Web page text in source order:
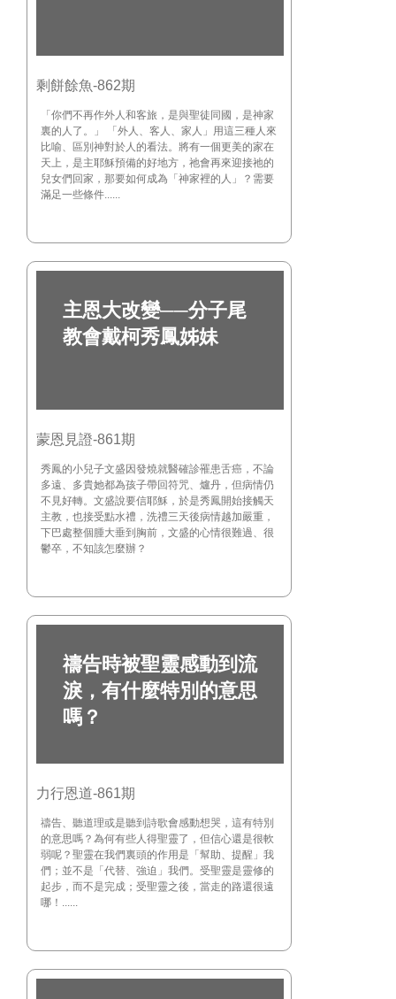
剩餅餘魚-862期
「你們不再作外人和客旅，是與聖徒同國，是神家
裏的人了。」 「外人、客人、家人」用這三種人來
比喻、區別神對於人的看法。將有一個更美的家在
天上，是主耶穌預備的好地方，祂會再來迎接祂的
兒女們回家，那要如何成為「神家裡的人」？需要
滿足一些條件......
主恩大改變──分子尾
教會戴柯秀鳳姊妹
蒙恩見證-861期
秀鳳的小兒子文盛因發燒就醫確診罹患舌癌，不論
多遠、多貴她都為孩子帶回符咒、爐丹，但病情仍
不見好轉。文盛說要信耶穌，於是秀鳳開始接觸天
主教，也接受點水禮，洗禮三天後病情越加嚴重，
下巴處整個腫大垂到胸前，文盛的心情很難過、很
鬱卒，不知該怎麼辦？
禱告時被聖靈感動到流
淚，有什麼特別的意思
嗎？
力行恩道-861期
禱告、聽道理或是聽到詩歌會感動想哭，這有特別
的意思嗎？為何有些人得聖靈了，但信心還是很軟
弱呢？聖靈在我們裏頭的作用是「幫助、提醒」我
們；並不是「代替、強迫」我們。受聖靈是靈修的
起步，而不是完成；受聖靈之後，當走的路還很遠
哪！......